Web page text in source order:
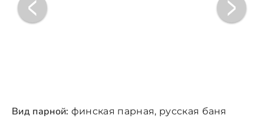
Вид парной: финская парная, русская баня